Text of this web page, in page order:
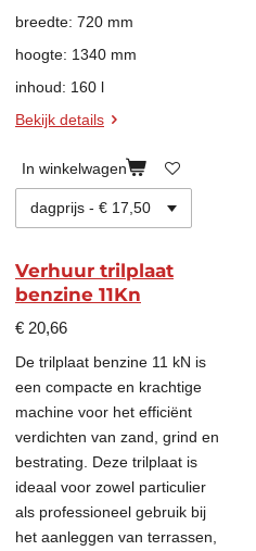
breedte: 720 mm
hoogte: 1340 mm
inhoud: 160 l
Bekijk details
In winkelwagen
Verhuur trilplaat
benzine 11Kn
€ 20,66
De trilplaat benzine 11 kN is
een compacte en krachtige
machine voor het efficiënt
verdichten van zand, grind en
bestrating. Deze trilplaat is
ideaal voor zowel particulier
als professioneel gebruik bij
het aanleggen van terrassen,